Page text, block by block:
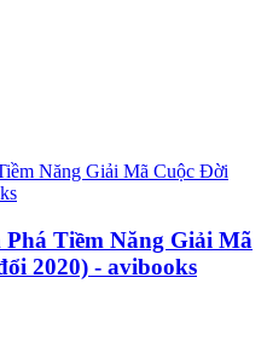
Tiềm Năng Giải Mã
2020) - avibooks